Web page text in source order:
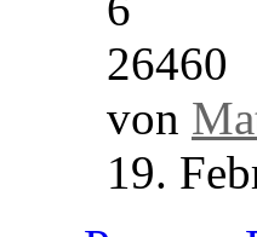
von
20. Mai